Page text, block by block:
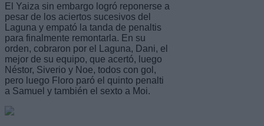
El Yaiza sin embargo logró reponerse a
pesar de los aciertos sucesivos del
Laguna y empató la tanda de penaltis
para finalmente remontarla. En su
orden, cobraron por el Laguna, Dani, el
mejor de su equipo, que acertó, luego
Néstor, Siverio y Noe, todos con gol,
pero luego Floro paró el quinto penalti
a Samuel y también el sexto a Moi.